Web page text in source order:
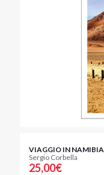
VIAGGIO IN NAMIBIA
Sergio Corbella
25,00€